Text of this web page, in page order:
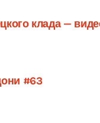
клада —
#63